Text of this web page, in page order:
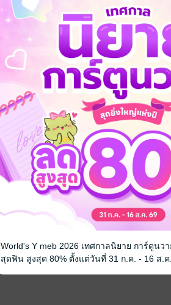
World's Y meb 2026 เทศกาลนิยาย การ์ตูนว
สุดฟิน สูงสุด 80% ตั้งแต่วันที่ 31 ก.ค. - 16 ส.ค